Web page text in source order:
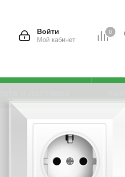
0
Войти
Мой кабинет